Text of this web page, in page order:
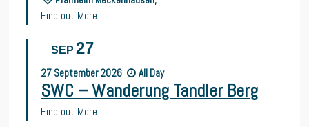
Find out More
SEP 27
27 September2026 All Day
SWC – Wanderung Tandler Berg
Find out More